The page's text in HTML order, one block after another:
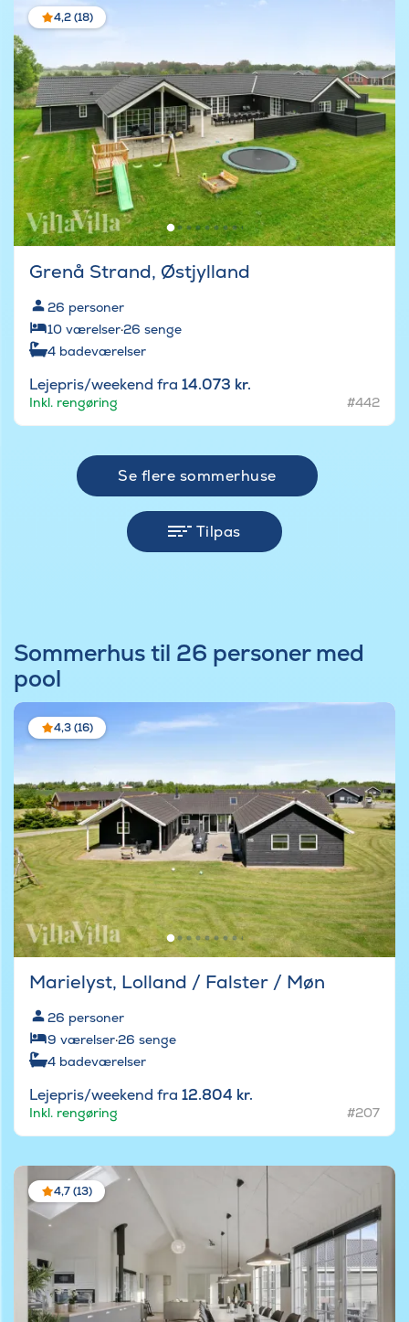
4,2 (18)
Grenå Strand, Østjylland
26 personer
10 værelser·26 senge
4 badeværelser
Lejepris/weekend fra 14.073 kr.
Inkl. rengøring #442
Se flere sommerhuse
Tilpas
Sommerhus til 26 personer med
pool
4,3 (16)
Marielyst, Lolland / Falster / Møn
26 personer
9 værelser·26 senge
4 badeværelser
Lejepris/weekend fra 12.804 kr.
Inkl. rengøring #207
4,7 (13)